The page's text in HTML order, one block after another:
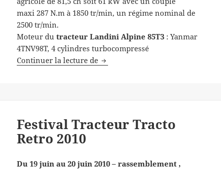
maxi 287 N.m à 1850 tr/min, un régime nominal de
2500 tr/min.
Moteur dutracteur Landini Alpine 85T3 : Yanmar
4TNV98T, 4 cylindres turbocompressé
Continuer la lecture de Tracteur Landini Alpine 85T3
Festival Tracteur Tracto
Retro 2010
Du 19 juin au 20 juin 2010 – rassemblement ,